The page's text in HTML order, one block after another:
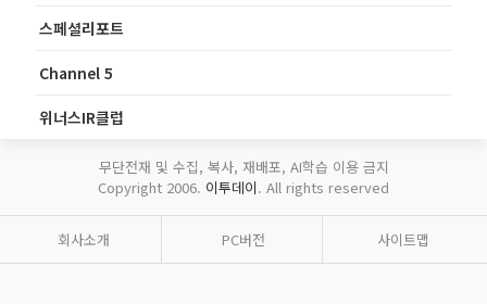
스페셜리포트
Channel 5
위너스IR클럽
무단전재 및 수집, 복사, 재배포, AI학습 이용 금지
Copyright 2006. 이투데이. All rights reserved
회사소개 PC버전 사이트맵